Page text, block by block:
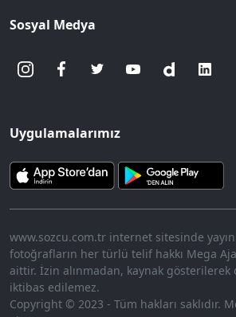
Sosyal Medya
Uygulamalarımız
www.sozcu.com.tr internet sitesinde
fotoğrafların her türlü telif hakkı Mega
aittir. İzin alınmadan, kaynak gösterilerek
iktibas edilemez.
Copyright © 2023 - Tüm hakları saklıdır.